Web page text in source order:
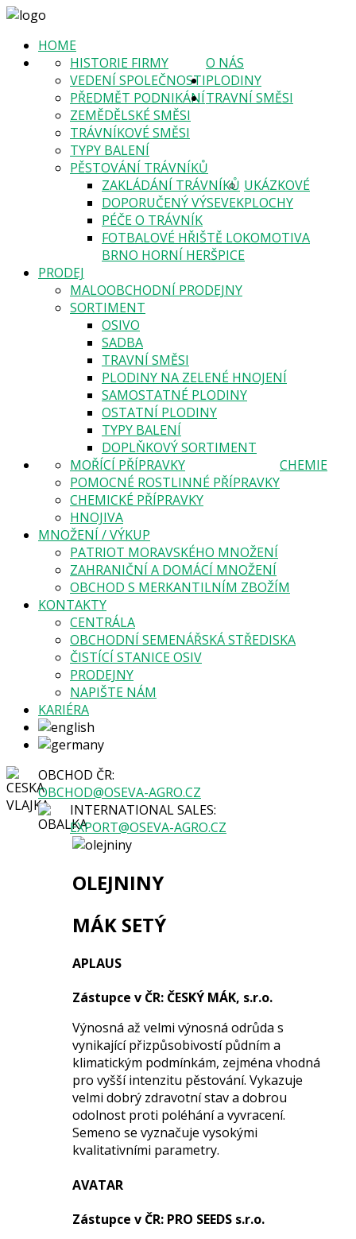
HOME
O NÁS
HISTORIE FIRMY
VEDENÍ SPOLEČNOSTI
PŘEDMĚT PODNIKÁNÍ
PLODINY
TRAVNÍ SMĚSI
ZEMĚDĚLSKÉ SMĚSI
TRÁVNÍKOVÉ SMĚSI
TYPY BALENÍ
PĚSTOVÁNÍ TRÁVNÍKŮ
ZAKLÁDÁNÍ TRÁVNÍKŮ
DOPORUČENÝ VÝSEVEK
PÉČE O TRÁVNÍK
UKÁZKOVÉ
PLOCHY
FOTBALOVÉ HŘIŠTĚ LOKOMOTIVA
BRNO HORNÍ HERŠPICE
PRODEJ
MALOOBCHODNÍ PRODEJNY
SORTIMENT
OSIVO
SADBA
TRAVNÍ SMĚSI
PLODINY NA ZELENÉ HNOJENÍ
SAMOSTATNÉ PLODINY
OSTATNÍ PLODINY
TYPY BALENÍ
DOPLŇKOVÝ SORTIMENT
CHEMIE
MOŘÍCÍ PŘÍPRAVKY
POMOCNÉ ROSTLINNÉ PŘÍPRAVKY
CHEMICKÉ PŘÍPRAVKY
HNOJIVA
MNOŽENÍ / VÝKUP
PATRIOT MORAVSKÉHO MNOŽENÍ
ZAHRANIČNÍ A DOMÁCÍ MNOŽENÍ
OBCHOD S MERKANTILNÍM ZBOŽÍM
KONTAKTY
CENTRÁLA
OBCHODNÍ SEMENÁŘSKÁ STŘEDISKA
ČISTÍCÍ STANICE OSIV
PRODEJNY
NAPIŠTE NÁM
KARIÉRA
OBCHOD ČR:
OBCHOD@OSEVA-AGRO.CZ
INTERNATIONAL SALES:
EXPORT@OSEVA-AGRO.CZ
OLEJNINY
MÁK SETÝ
APLAUS
Zástupce v ČR: ČESKÝ MÁK, s.r.o.
Výnosná až velmi výnosná odrůda s
vynikající přizpůsobivostí půdním a
klimatickým podmínkám, zejména vhodná
pro vyšší intenzitu pěstování. Vykazuje
velmi dobrý zdravotní stav a dobrou
odolnost proti poléhání a vyvracení.
Semeno se vyznačuje vysokými
kvalitativními parametry.
AVATAR
Zástupce v ČR: PRO SEEDS s.r.o.